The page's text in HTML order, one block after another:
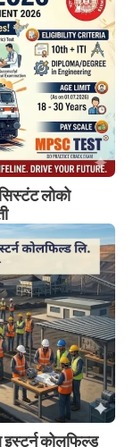
लोको
कोलफिल्ड